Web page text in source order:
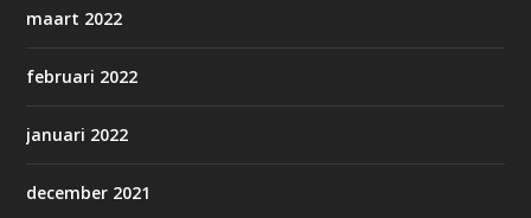
maart 2022
februari 2022
januari 2022
december 2021